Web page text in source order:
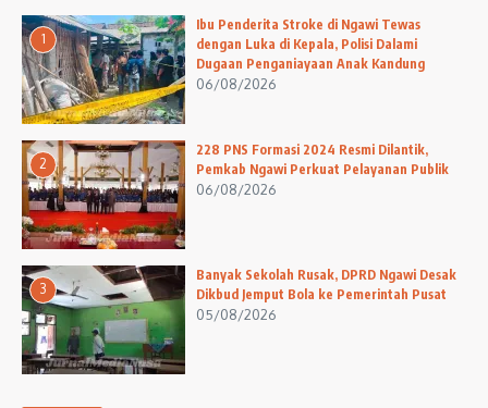
1
Ibu Penderita Stroke di Ngawi Tewas
dengan Luka di Kepala, Polisi Dalami
Dugaan Penganiayaan Anak Kandung
06/08/2026
2
228 PNS Formasi 2024 Resmi Dilantik,
Pemkab Ngawi Perkuat Pelayanan Publik
06/08/2026
3
Banyak Sekolah Rusak, DPRD Ngawi Desak
Dikbud Jemput Bola ke Pemerintah Pusat
05/08/2026